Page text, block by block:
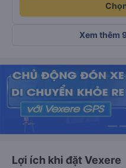
Xem thêm
Lợi ích khi đặt Vexere